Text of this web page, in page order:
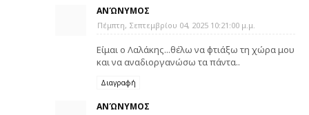
ΑΝΏΝΥΜΟΣ
Πέμπτη, Σεπτεμβρίου 04, 2025 10:21:00 μ.μ.
Είμαι ο Λαλάκης...θέλω να φτιάξω τη χώρα μου
και να αναδιοργανώσω τα πάντα..
Διαγραφή
ΑΝΏΝΥΜΟΣ